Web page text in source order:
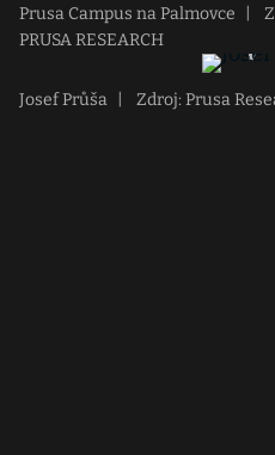
Prusa Campus na Palmovce
PRUSA RESEARCH
Josef Průša Zdroj: Prusa